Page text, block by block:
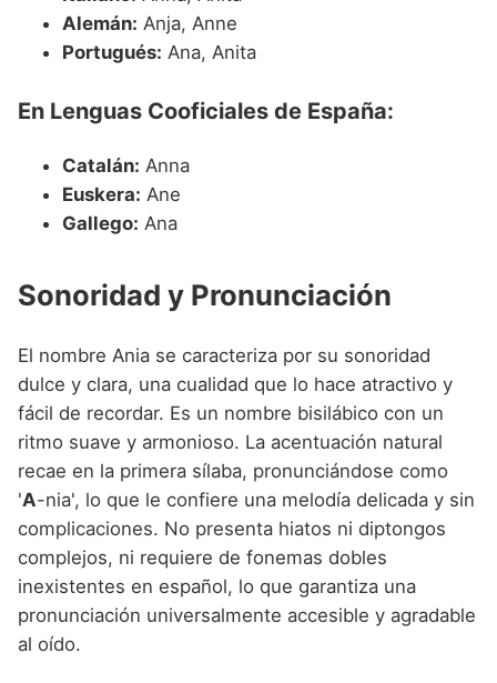
Alemán: Anja, Anne
Portugués: Ana, Anita
En Lenguas Cooficiales de España:
Catalán: Anna
Euskera: Ane
Gallego: Ana
Sonoridad y Pronunciación
El nombre Ania se caracteriza por su sonoridad
dulce y clara, una cualidad que lo hace atractivo y
fácil de recordar. Es un nombre bisilábico con un
ritmo suave y armonioso. La acentuación natural
recae en la primera sílaba, pronunciándose como
'A-nia', lo que le confiere una melodía delicada y sin
complicaciones. No presenta hiatos ni diptongos
complejos, ni requiere de fonemas dobles
inexistentes en español, lo que garantiza una
pronunciación universalmente accesible y agradable
al oído.